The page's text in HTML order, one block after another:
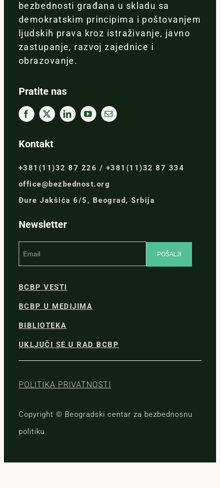
bezbednosti građana u skladu sa
demokratskim principima i poštovanjem
ljudskih prava kroz istraživanje, javno
zastupanje, razvoj zajednice i
obrazovanje.
Pratite nas
Kontakt
+381(11)32 87 226 / +381(11)32 87 334
office@bezbednost.org
Đure Jakšića 6/5, Beograd, Srbija
Newsletter
BCBP VESTI
BCBP U MEDIJIMA
BIBLIOTEKA
UKLJUČI SE U RAD BCBP
POLITIKA PRIVATNOSTI
Copyright © Beogradski centar za bezbednosnu
politiku.